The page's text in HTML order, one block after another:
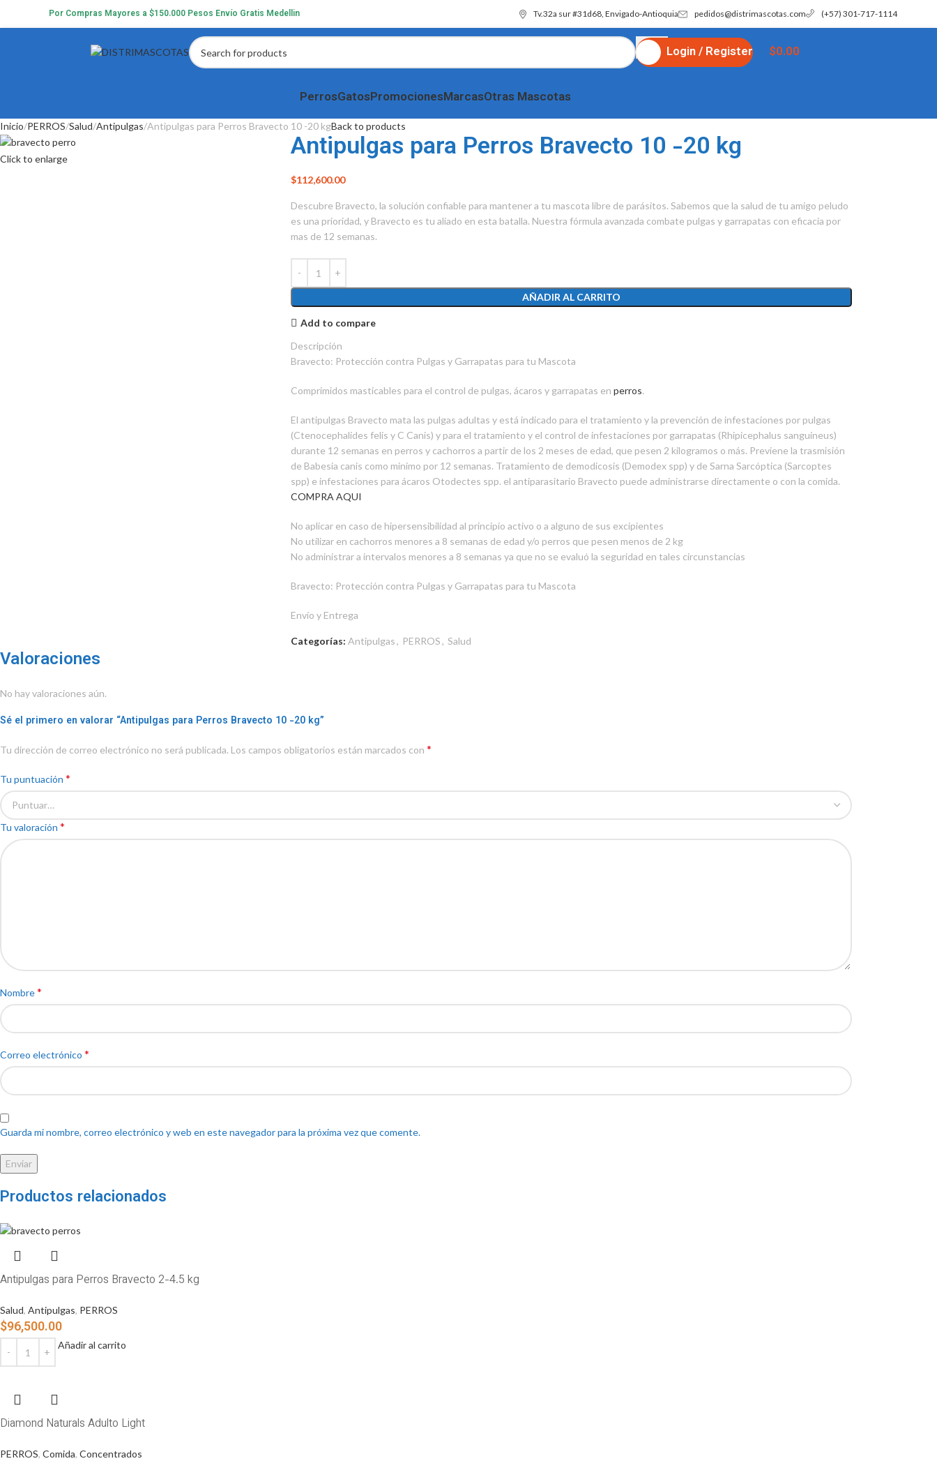
Por Compras Mayores a $150.000 Pesos Envío Gratis Medellin Tv.32a sur #31d68, Envigado-Antioquia pedidos@distrimascotas.com (+57) 301-717-1114
Login / Register $0.00
PerrosGatosPromocionesMarcasOtras Mascotas
Inicio PERROS Salud Antipulgas Antipulgas para Perros Bravecto 10 -20 kgBack to products
Click to enlarge Antipulgas para Perros Bravecto 10 -20 kg
$112,600.00
Descubre Bravecto, la solución confiable para mantener a tu mascota libre de parásitos. Sabemos que la salud de tu amigo peludo
es una prioridad, y Bravecto es tu aliado en esta batalla. Nuestra fórmula avanzada combate pulgas y garrapatas con eficacia por
mas de 12 semanas.
AÑADIR AL CARRITO
Add to compare
Descripción
Bravecto: Protección contra Pulgas y Garrapatas para tu Mascota
Comprimidos masticables para el control de pulgas, ácaros y garrapatas enperros.
El antipulgas Bravecto mata las pulgas adultas y está indicado para el tratamiento y la prevención de infestaciones por pulgas
(Ctenocephalides felis y C Canis) y para el tratamiento y el control de infestaciones por garrapatas (Rhipicephalus sanguineus)
durante 12 semanas en perros y cachorros a partir de los 2 meses de edad, que pesen 2 kilogramos o más. Previene la trasmisión
de Babesia canis como minimo por 12 semanas. Tratamiento de demodicosis (Demodex spp) y de Sarna Sarcóptica (Sarcoptes
spp) e infestaciones para ácaros Otodectes spp. el antiparasitario Bravecto puede administrarse directamente o con la comida.
COMPRA AQUI
No aplicar en caso de hipersensibilidad al principio activo o a alguno de sus excipientes
No utilizar en cachorros menores a 8 semanas de edad y/o perros que pesen menos de 2 kg
No administrar a intervalos menores a 8 semanas ya que no se evaluó la seguridad en tales circunstancias
Bravecto: Protección contra Pulgas y Garrapatas para tu Mascota
Envío y Entrega
Categorías: Antipulgas, PERROS, Salud
Valoraciones
No hay valoraciones aún.
Sé el primero en valorar “Antipulgas para Perros Bravecto 10 -20 kg”
Tu dirección de correo electrónico no será publicada. Los campos obligatorios están marcados con *
Tu puntuación *
Tu valoración *
Nombre*
Correo electrónico *
Guarda mi nombre, correo electrónico y web en este navegador para la próxima vez que comente.
Productos relacionados
Antipulgas para Perros Bravecto 2-4.5 kg
Salud, Antipulgas, PERROS
$96,500.00
Añadir al carrito
Diamond Naturals Adulto Light
PERROS, Comida, Concentrados